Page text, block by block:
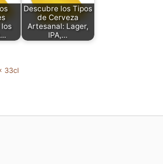
Descubre los Tipos
de Cerveza
Artesanal: Lager,
IPA,…
33cl